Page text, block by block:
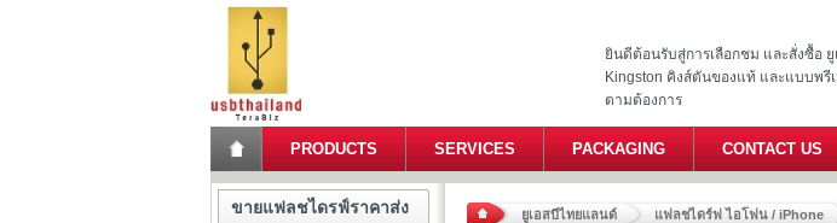
ยินดีต้อนรับสู่การเลือกชม และสั่งซื้อ
Kingston คิงส์ตันของแท้ และแบบพรี
ตามต้องการ
PRODUCTS SERVICES PACKAGING CONTACT US
ยูเอสบีไทยแลนด์ แฟลชไดร์ฟ ไอโฟน / iPhone
ขายแฟลชไดรฟ์ราคาส่ง